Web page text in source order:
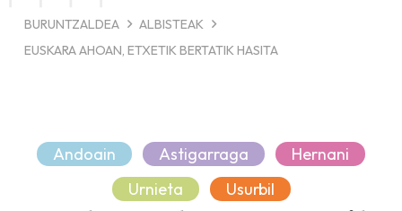
BURUNTZALDEA
ALBISTEAK
EUSKARA AHOAN, ETXETIK BERTATIK HASITA
Andoain Astigarraga
Hernani
Urnieta
Usurbil